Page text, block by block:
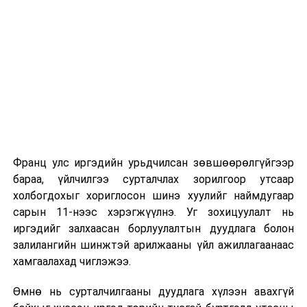
2026 оны 9 дүгээр сарын 13-наас оюутнуудыг
дотуур байранд оруулж эхэлнэ.
Сургууль, цэцэрлэгийн үйл ажиллагааны
зохицуулалт
2026 оны 8 дугаар сарын 17–28-ны өдрүүдэд
байранд элсэлт, бүртгэл болон бусад аливаа
Франц улс иргэдийн урьдчилсан зөвшөөрөлгүйгээр
бараа, үйлчилгээ сурталчлах зорилгоор утсаар
холбогдохыг хориглосон шинэ хуулийг наймдугаар
сарын 11-нээс хэрэгжүүлнэ. Уг зохицуулалт нь
иргэдийг залхаасан борлуулалтын дуудлага болон
залилангийн шинжтэй арилжааны үйл ажиллагаанаас
хамгаалахад чиглэжээ.
Өмнө нь сурталчилгааны дуудлага хүлээн авахгүй